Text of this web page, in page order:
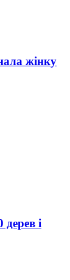
жінку
і